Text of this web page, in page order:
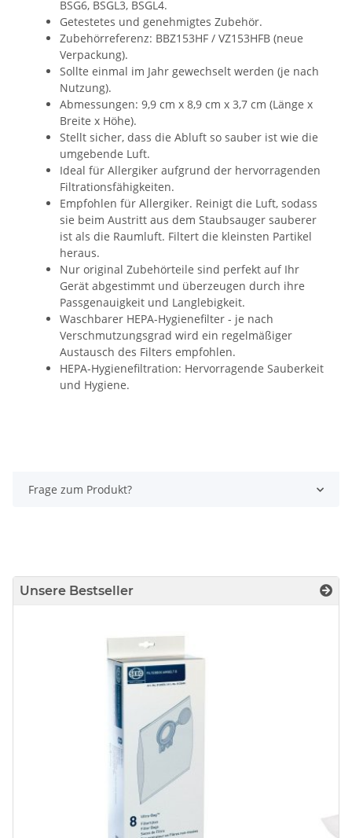
BSG6, BSGL3, BSGL4.
Getestetes und genehmigtes Zubehör.
Zubehörreferenz: BBZ153HF / VZ153HFB (neue
Verpackung).
Sollte einmal im Jahr gewechselt werden (je nach
Nutzung).
Abmessungen: 9,9 cm x 8,9 cm x 3,7 cm (Länge x
Breite x Höhe).
Stellt sicher, dass die Abluft so sauber ist wie die
umgebende Luft.
Ideal für Allergiker aufgrund der hervorragenden
Filtrationsfähigkeiten.
Empfohlen für Allergiker. Reinigt die Luft, sodass
sie beim Austritt aus dem Staubsauger sauberer
ist als die Raumluft. Filtert die kleinsten Partikel
heraus.
Nur original Zubehörteile sind perfekt auf Ihr
Gerät abgestimmt und überzeugen durch ihre
Passgenauigkeit und Langlebigkeit.
Waschbarer HEPA-Hygienefilter - je nach
Verschmutzungsgrad wird ein regelmäßiger
Austausch des Filters empfohlen.
HEPA-Hygienefiltration: Hervorragende Sauberkeit
und Hygiene.
Frage zum Produkt?
Unsere Bestseller